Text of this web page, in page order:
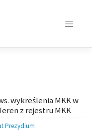
wykreślenia MKK w
z rejestru MKK
Prezydium